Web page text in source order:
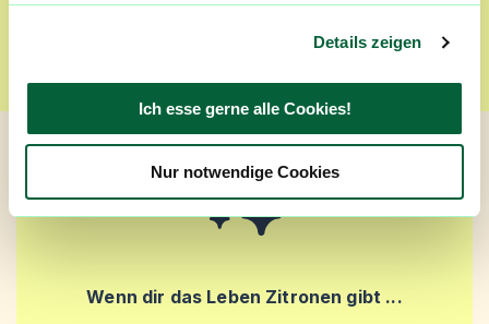
Details zeigen
Ich esse gerne alle Cookies!
Nur notwendige Cookies
mit einer frischen, harzigen Waldnote. Viele
Sorten wirken dadurch besonders klar, frisch
Wenn dir das Leben Zitronen gibt ...